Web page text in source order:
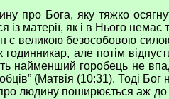
Бога, яку тяжко
матерії, як і в Нього немає
великою безособовою
але потім
найменший горобець не
(Матвія (10:31). Тоді
людину поширюється аж до